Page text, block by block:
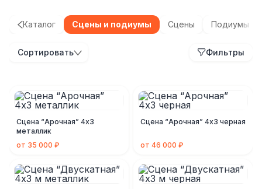
Каталог Сцены и подиумы Сцены Подиумы
Сортировать Фильтры
Сцена “Арочная” 4х3
металлик
от 35 000 ₽
Сцена “Арочная” 4х3 черная
от 46 000 ₽